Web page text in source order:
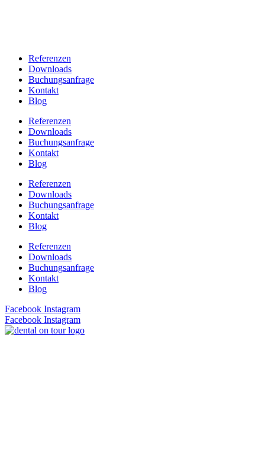
Referenzen
Downloads
Buchungsanfrage
Kontakt
Blog
Referenzen
Downloads
Buchungsanfrage
Kontakt
Blog
Referenzen
Downloads
Buchungsanfrage
Kontakt
Blog
Referenzen
Downloads
Buchungsanfrage
Kontakt
Blog
Facebook Instagram
Facebook Instagram